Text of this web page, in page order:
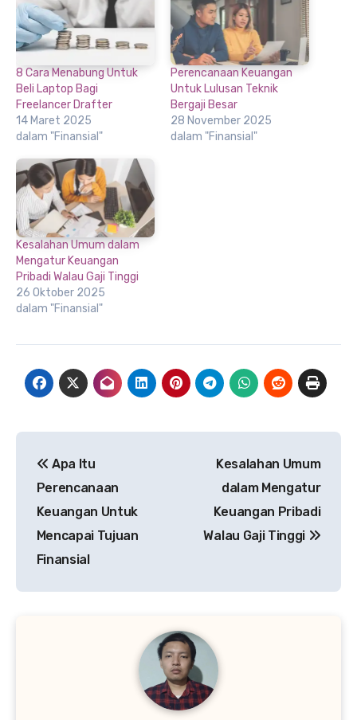
8 Cara Menabung Untuk
Beli Laptop Bagi
Freelancer Drafter
14 Maret 2025
dalam "Finansial"
Perencanaan Keuangan
Untuk Lulusan Teknik
Bergaji Besar
28 November 2025
dalam "Finansial"
Kesalahan Umum dalam
Mengatur Keuangan
Pribadi Walau Gaji Tinggi
26 Oktober 2025
dalam "Finansial"
pos
Apa Itu
Perencanaan
Keuangan Untuk
Mencapai Tujuan
Finansial
Kesalahan Umum
dalam Mengatur
Keuangan Pribadi
Walau Gaji Tinggi